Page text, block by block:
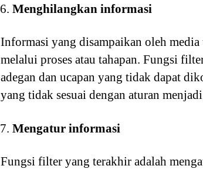
Menghilangkan informasi
Informasi yang disampaikan oleh
melalui proses atau tahapan. Fungsi
adegan dan ucapan yang tidak dapat
yang tidak sesuai dengan aturan
Mengatur informasi
Fungsi filter yang terakhir adalah